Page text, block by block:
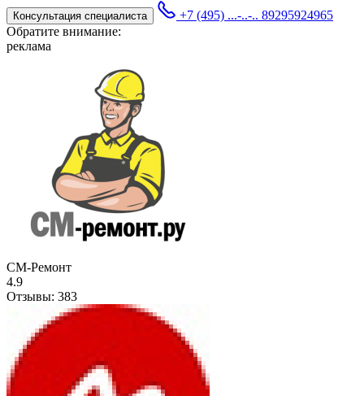
Консультация специалиста +7 (495) ...-..-.. 89295924965
Обратите внимание:
реклама
СМ-Ремонт
4.9
Отзывы: 383